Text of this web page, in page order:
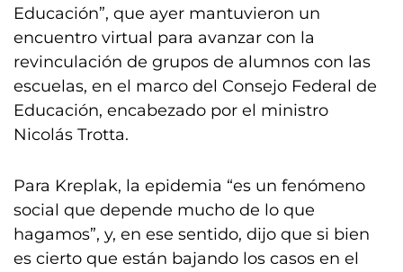
Educación”, que ayer mantuvieron un
encuentro virtual para avanzar con la
revinculación de grupos de alumnos con las
escuelas, en el marco del Consejo Federal de
Educación, encabezado por el ministro
Nicolás Trotta.
Para Kreplak, la epidemia “es un fenómeno
social que depende mucho de lo que
hagamos”, y, en ese sentido, dijo que si bien
es cierto que están bajando los casos en el